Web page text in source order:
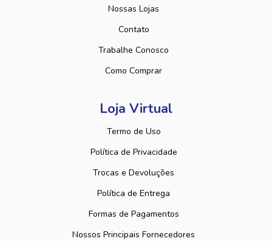
Nossas Lojas
Contato
Trabalhe Conosco
Como Comprar
Loja Virtual
Termo de Uso
Política de Privacidade
Trocas e Devoluções
Política de Entrega
Formas de Pagamentos
Nossos Principais Fornecedores